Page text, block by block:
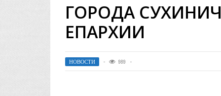
ГОРОДА
ЕПАРХИИ
НОВОСТИ 989